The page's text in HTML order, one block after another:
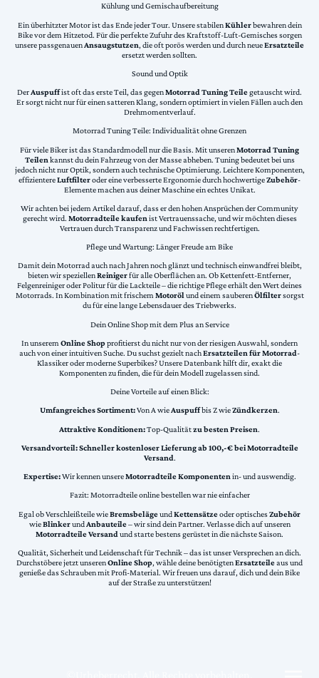
Kühlung und Gemischaufbereitung
Ein überhitzter Motor ist das Ende jeder Tour. Unsere stabilenKühlerbewahren dein
Bike vor dem Hitzetod. Für die perfekte Zufuhr des Kraftstoff-Luft-Gemisches sorgen
unsere passgenauenAnsaugstutzen, die oft porös werden und durch neueErsatzteile
ersetzt werden sollten.
Sound und Optik
DerAuspuffist oft das erste Teil, das gegenMotorrad Tuning Teilegetauscht wird.
Er sorgt nicht nur für einen satteren Klang, sondern optimiert in vielen Fällen auch den
Drehmomentverlauf.
Motorrad Tuning Teile: Individualität ohne Grenzen
Für viele Biker ist das Standardmodell nur die Basis. Mit unserenMotorrad Tuning
Teilen kannst du dein Fahrzeug von der Masse abheben. Tuning bedeutet bei uns
jedoch nicht nur Optik, sondern auch technische Optimierung. Leichtere Komponenten,
effizientereLuftfilteroder eine verbesserte Ergonomie durch hochwertigeZubehör-
Elemente machen aus deiner Maschine ein echtes Unikat.
Wir achten bei jedem Artikel darauf, dass er den hohen Ansprüchen der Community
gerecht wird. Motorradteile kaufen ist Vertrauenssache, und wir möchten dieses
Vertrauen durch Transparenz und Fachwissen rechtfertigen.
Pflege und Wartung: Länger Freude am Bike
Damit dein Motorrad auch nach Jahren noch glänzt und technisch einwandfrei bleibt,
bieten wir speziellenReinigerfür alle Oberflächen an. Ob Kettenfett-Entferner,
Felgenreiniger oder Politur für die Lackteile – die richtige Pflege erhält den Wert deines
Motorrads. In Kombination mit frischemMotorölund einem sauberenÖlfiltersorgst
du für eine lange Lebensdauer des Triebwerks.
Dein Online Shop mit dem Plus an Service
In unserem Online Shopprofitierst du nicht nur von der riesigen Auswahl, sondern
auch von einer intuitiven Suche. Du suchst gezielt nachErsatzteilen für Motorrad-
Klassiker oder moderne Superbikes? Unsere Datenbank hilft dir, exakt die
Komponenten zu finden, die für dein Modell zugelassen sind.
Deine Vorteile auf einen Blick:
Umfangreiches Sortiment:Von A wieAuspuffbis Z wieZündkerzen.
Attraktive Konditionen:Top-Qualitätzu besten Preisen.
Versandvorteil:Schneller kostenloser Lieferung ab 100,-€ bei Motorradteile
Versand.
Expertise:Wir kennen unsereMotorradteile Komponentenin- und auswendig.
Fazit: Motorradteile online bestellen war nie einfacher
Egal ob Verschleißteile wieBremsbelägeundKettensätzeoder optischesZubehör
wieBlinkerundAnbauteile– wir sind dein Partner. Verlasse dich auf unseren
Motorradteile Versand und starte bestens gerüstet in die nächste Saison.
Qualität, Sicherheit und Leidenschaft für Technik – das ist unser Versprechen an dich.
Durchstöbere jetzt unserenOnline Shop, wähle deine benötigtenErsatzteileaus und
genieße das Schrauben mit Profi-Material. Wir freuen uns darauf, dich und dein Bike
auf der Straße zu unterstützen!